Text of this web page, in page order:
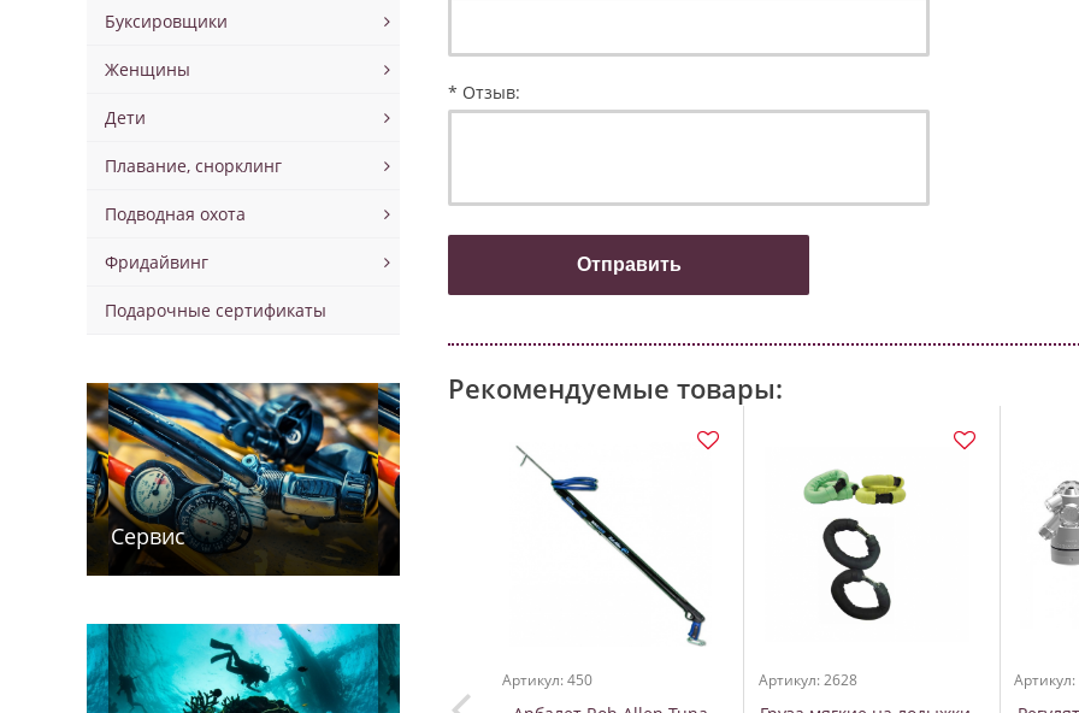
Буксировщики
Женщины
Дети
Плавание, снорклинг
Подводная охота
Фридайвинг
Подарочные сертификаты
Сервис
* Отзыв:
Рекомендуемые товары:
Артикул: 450 Артикул: 2628